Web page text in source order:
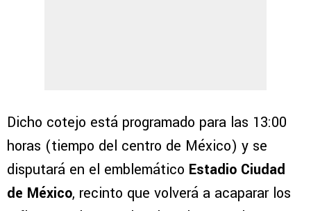
Dicho cotejo está programado para las 13:00
horas (tiempo del centro de México) y se
disputará en el emblemático Estadio Ciudad
de México, recinto que volverá a acaparar los